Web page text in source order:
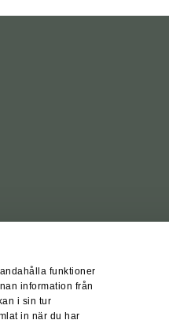
funktioner
information från
i sin tur
in när du har
Cookiesinställningar